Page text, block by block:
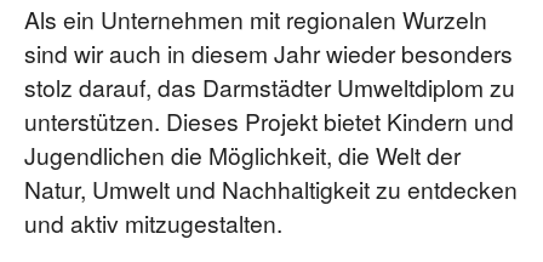
Als ein Unternehmen mit regionalen Wurzeln
sind wir auch in diesem Jahr wieder besonders
stolz darauf, das Darmstädter Umweltdiplom zu
unterstützen. Dieses Projekt bietet Kindern und
Jugendlichen die Möglichkeit, die Welt der
Natur, Umwelt und Nachhaltigkeit zu entdecken
und aktiv mitzugestalten.